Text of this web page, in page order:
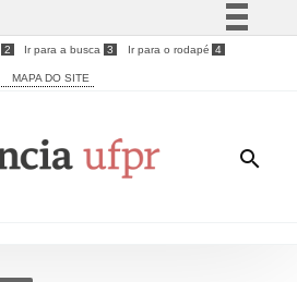
Simplifique!
Acesso à informação
Legislação
2 Ir para a busca 3 Ir para o rodapé 4
MAPA DO SITE